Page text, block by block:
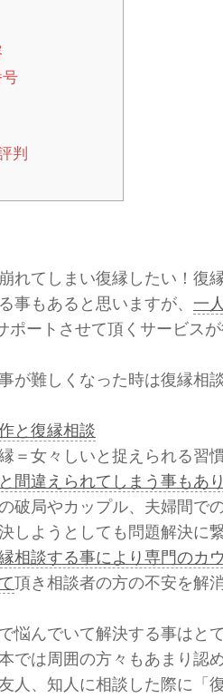
判
れてしまい復縁したい！復
事もあると思いますが、 一
ポートさせて頂くサービス
が難しくなった時は復縁相
と復縁相談
＝女々しいと捉えられる習慣
間違えられてしまう事もあり
破局やカップル、夫婦間で
しようとしても問題解決に
相談する事により専門のカ
頂き相談者の方の不安を解
悩んでいて解決する事はと
では周囲の方々もあまり認
人、知人に相談した際に「